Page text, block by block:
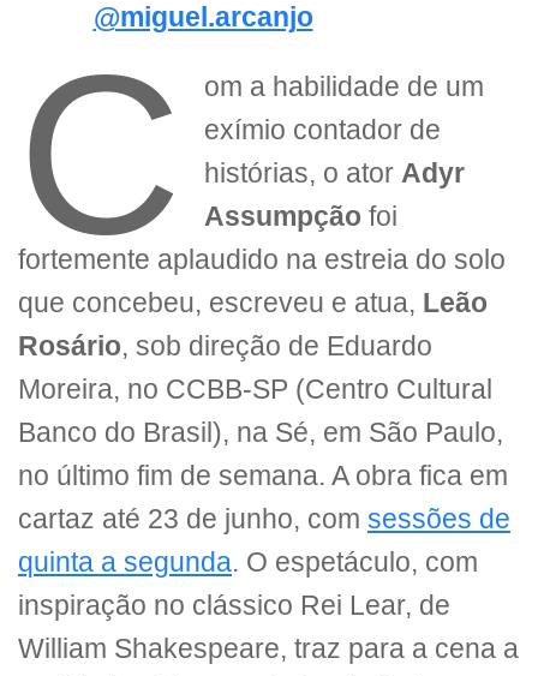
@miguel.arcanjo
C
om a habilidade de um
exímio contador de
histórias, o ator Adyr
Assumpção foi
fortemente aplaudido na estreia do solo
que concebeu, escreveu e atua, Leão
Rosário, sob direção de Eduardo
Moreira, no CCBB-SP (Centro Cultural
Banco do Brasil), na Sé, em São Paulo,
no último fim de semana. A obra fica em
cartaz até 23 de junho, com sessões de
quinta a segunda. O espetáculo, com
inspiração no clássico Rei Lear, de
William Shakespeare, traz para a cena a